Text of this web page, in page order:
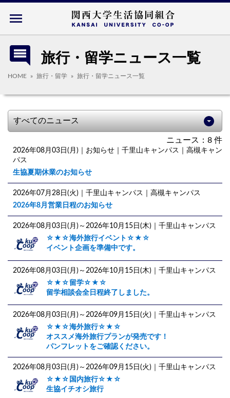
menu
comment 旅行・留学ニュース一覧
HOME 旅行・留学 旅行・留学ニュース一覧
ニュース：8 件
2026年08月03日(月) ｜お知らせ｜千里山キャンパス｜高槻キャン
パス
生協夏期休業のお知らせ
2026年07月28日(火) ｜千里山キャンパス｜高槻キャンパス
2026年8月営業日程のお知らせ
2026年08月03日(月)～2026年10月15日(木) ｜千里山キャンパス
☆★☆海外旅行イベント☆★☆
イベント企画を準備中です。
2026年08月03日(月)～2026年10月15日(木) ｜千里山キャンパス
☆★☆留学☆★☆
留学相談会全日程終了しました。
2026年08月03日(月)～2026年09月15日(火) ｜千里山キャンパス
☆★☆海外旅行☆★☆
オススメ海外旅行プランが発売です！
パンフレットをご確認ください。
2026年08月03日(月)～2026年09月15日(火) ｜千里山キャンパス
☆★☆国内旅行☆★☆
生協イチオシ旅行